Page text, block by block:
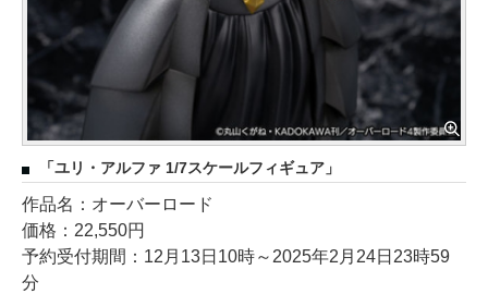
「ユリ・アルファ 1/7スケールフィギュア」
作品名：オーバーロード
価格：22,550円
予約受付期間：12月13日10時～2025年2月24日23時59
分